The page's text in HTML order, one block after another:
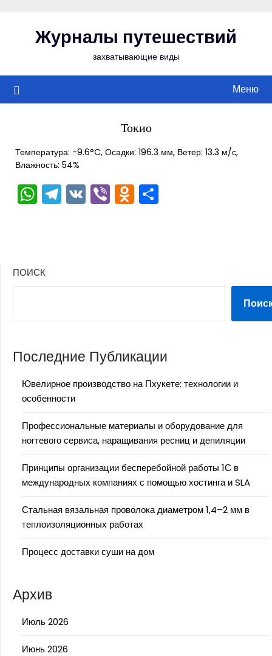
содержимомуЖурналы путешествий
захватывающие виды
Меню
Токио
Температура: -9.6°C, Осадки: 196.3 мм, Ветер: 13.3 м/с,
Влажность: 54%
WhatsApp
Telegram
VKViberOdnoklassniki
ПОИСК
Последние Публикации
Ювелирное производство на Пхукете: технологии и
особенности
Профессиональные материалы и оборудование для
ногтевого сервиса, наращивания ресниц и депиляции
Принципы организации бесперебойной работы 1С в
международных компаниях с помощью хостинга и SLA
Стальная вязальная проволока диаметром 1,4–2 мм в
теплоизоляционных работах
Процесс доставки суши на дом
Архив
Июль 2026
Июнь 2026